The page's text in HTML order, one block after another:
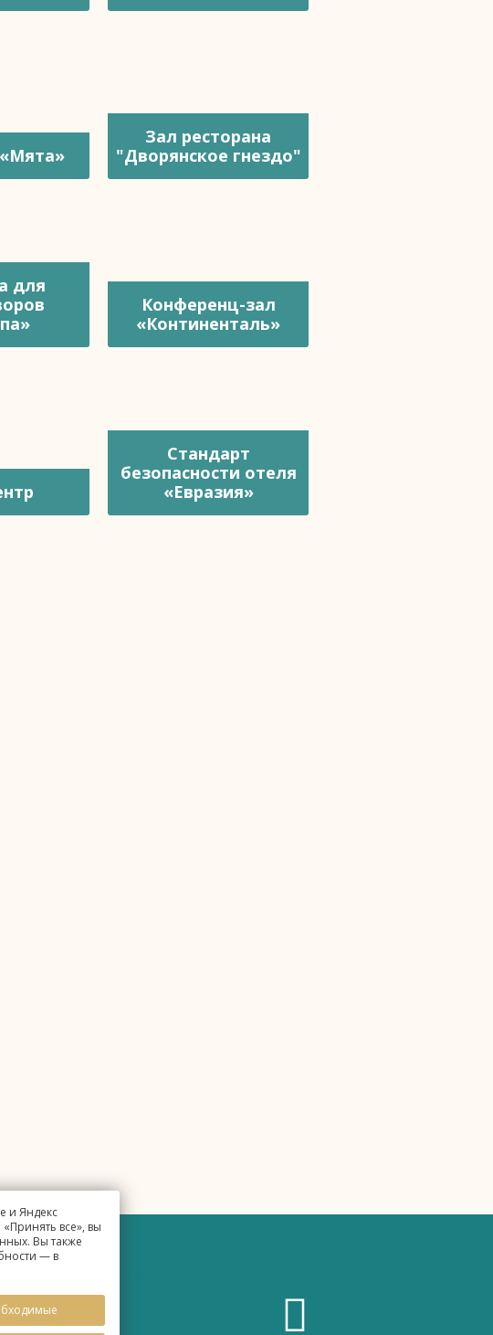
и Яндекс
все», вы
Вы также
— в
Зал ресторана
"Дворянское гнездо"
для
Конференц-зал
«Континенталь»
Стандарт
безопасности отеля
«Евразия»